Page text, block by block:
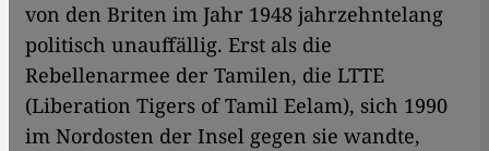
von den Briten im Jahr 1948 jahrzehntelang
politisch unauffällig. Erst als die
Rebellenarmee der Tamilen, die LTTE
(Liberation Tigers of Tamil Eelam), sich 1990
im Nordosten der Insel gegen sie wandte,